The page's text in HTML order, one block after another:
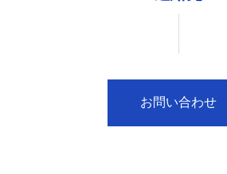
お問い合わせ